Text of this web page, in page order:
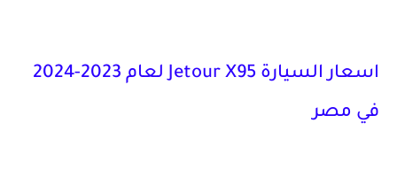
اسعار السيارة Jetour X95 لعام 2023-2024
في مصر